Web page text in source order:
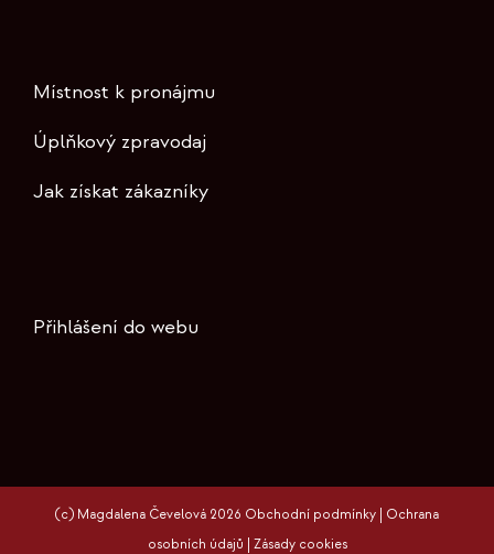
Místnost k pronájmu
Úplňkový zpravodaj
Jak získat zákazníky
Přihlášení do webu
(c) Magdalena Čevelová 2026 Obchodní podmínky
Ochrana
osobních údajů
Zásady cookies